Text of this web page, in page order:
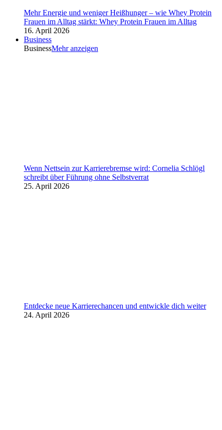
Mehr Energie und weniger Heißhunger – wie Whey Protein
Frauen im Alltag stärkt: Whey Protein Frauen im Alltag
16. April 2026
Business
BusinessMehr anzeigen
Wenn Nettsein zur Karrierebremse wird: Cornelia Schlögl
schreibt über Führung ohne Selbstverrat
25. April 2026
Entdecke neue Karrierechancen und entwickle dich weiter
24. April 2026